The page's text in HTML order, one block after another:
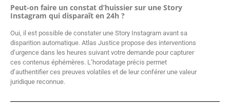
Peut-on faire un constat d’huissier sur une Story
Instagram qui disparaît en 24h ?
Oui, il est possible de constater une Story Instagram avant sa
disparition automatique. Atlas Justice propose des interventions
d’urgence dans les heures suivant votre demande pour capturer
ces contenus éphémères. L’horodatage précis permet
d’authentifier ces preuves volatiles et de leur conférer une valeur
juridique reconnue.